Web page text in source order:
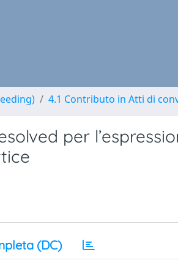
4.1 Contributo in Atti di
per
(DC)